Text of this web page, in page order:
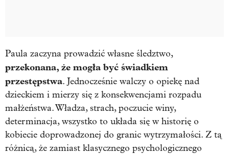
Paula zaczyna prowadzić własne śledztwo,
przekonana, że mogła być świadkiem
przestępstwa. Jednocześnie walczy o opiekę nad
dzieckiem i mierzy się z konsekwencjami rozpadu
małżeństwa. Władza, strach, poczucie winy,
determinacja, wszystko to układa się w historię o
kobiecie doprowadzonej do granic wytrzymałości. Z tą
różnicą, że zamiast klasycznego psychologicznego